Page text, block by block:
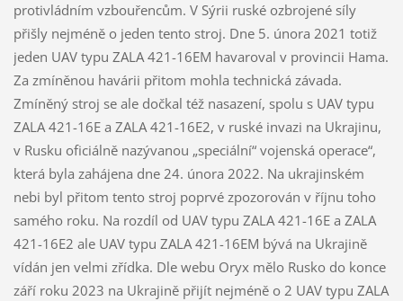
protivládním vzbouřencům. V Sýrii ruské ozbrojené síly
přišly nejméně o jeden tento stroj. Dne 5. února 2021 totiž
jeden UAV typu ZALA 421-16EM havaroval v provincii Hama.
Za zmíněnou havárii přitom mohla technická závada.
Zmíněný stroj se ale dočkal též nasazení, spolu s UAV typu
ZALA 421-16E a ZALA 421-16E2, v ruské invazi na Ukrajinu,
v Rusku oficiálně nazývanou „speciální“ vojenská operace“,
která byla zahájena dne 24. února 2022. Na ukrajinském
nebi byl přitom tento stroj poprvé zpozorován v říjnu toho
samého roku. Na rozdíl od UAV typu ZALA 421-16E a ZALA
421-16E2 ale UAV typu ZALA 421-16EM bývá na Ukrajině
vídán jen velmi zřídka. Dle webu Oryx mělo Rusko do konce
září roku 2023 na Ukrajině přijít nejméně o 2 UAV typu ZALA